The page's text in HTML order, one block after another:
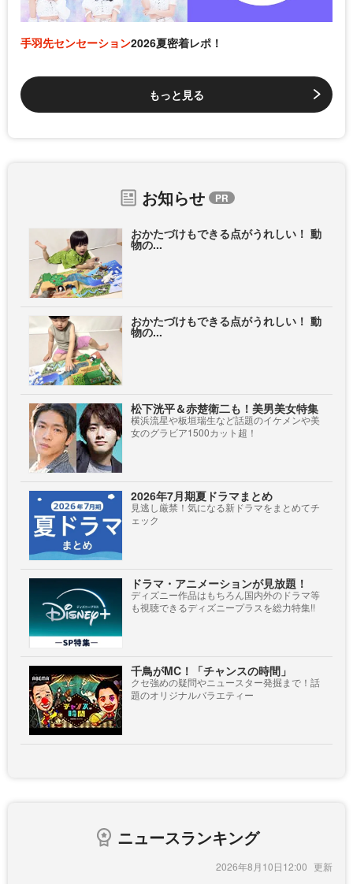
手羽先センセーション2026夏密着レポ！
もっと見る
お知らせ
おかたづけもできる点がうれしい！ 動
物の...
おかたづけもできる点がうれしい！ 動
物の...
松下洸平＆赤楚衛二も！美男美女特集
横浜流星や板垣瑞生など話題のイケメンや美
女のグラビア1500カット超！
2026年7月期夏ドラマまとめ
見逃し厳禁！気になる新ドラマをまとめてチ
ェック
ドラマ・アニメーションが見放題！
ディズニー作品はもちろん国内外のドラマ等
も視聴できるディズニープラスを総力特集!!
千鳥がMC！「チャンスの時間」
クセ強めの疑問やニュースター発掘まで！話
題のオリジナルバラエティー
ニュースランキング
2026年8月10日12:00